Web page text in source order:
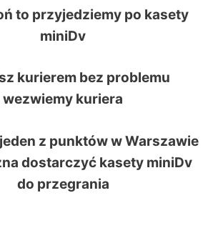
to przyjedziemy po kasety
miniDv
kurierem bez problemu
wezwiemy kuriera
z punktów w Warszawie
dostarczyć kasety miniDv
do przegrania